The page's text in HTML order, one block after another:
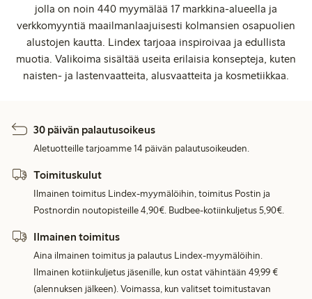
jolla on noin 440 myymälää 17 markkina-alueella ja
verkkomyyntiä maailmanlaajuisesti kolmansien osapuolien
alustojen kautta. Lindex tarjoaa inspiroivaa ja edullista
muotia. Valikoima sisältää useita erilaisia konsepteja, kuten
naisten- ja lastenvaatteita, alusvaatteita ja kosmetiikkaa.
30 päivän palautusoikeus
Aletuotteille tarjoamme 14 päivän palautusoikeuden.
Toimituskulut
Ilmainen toimitus Lindex-myymälöihin, toimitus Postin ja
Postnordin noutopisteille 4,90€. Budbee-kotiinkuljetus 5,90€.
Ilmainen toimitus
Aina ilmainen toimitus ja palautus Lindex-myymälöihin.
Ilmainen kotiinkuljetus jäsenille, kun ostat vähintään 49,99 €
(alennuksen jälkeen). Voimassa, kun valitset toimitustavan